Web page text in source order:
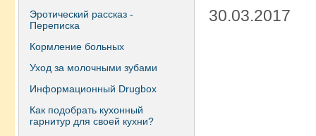
Эротический рассказ -
Переписка
Кормление больных
Уход за молочными зубами
Информационный Drugbox
Как подобрать кухонный
гарнитур для своей кухни?
30.03.2017